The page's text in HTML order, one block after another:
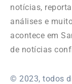
notícias,
análises e
acontece em
de notícias
© 2023, todos